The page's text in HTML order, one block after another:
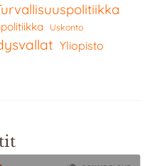
Uskonto
Yliopisto